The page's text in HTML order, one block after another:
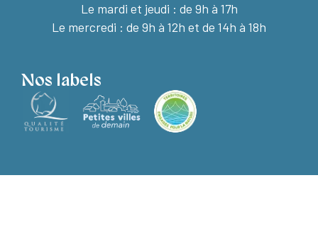
Le mardi et jeudi : de 9h à 17h
Le mercredi : de 9h à 12h et de 14h à 18h
Nos labels